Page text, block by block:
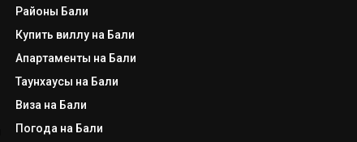
Районы Бали
Купить виллу на Бали
Апартаменты на Бали
Таунхаусы на Бали
Виза на Бали
Погода на Бали